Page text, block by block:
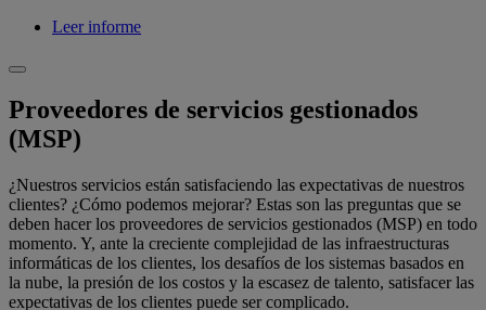
Leer informe
Proveedores de servicios gestionados
(MSP)
¿Nuestros servicios están satisfaciendo las expectativas de nuestros
clientes? ¿Cómo podemos mejorar? Estas son las preguntas que se
deben hacer los proveedores de servicios gestionados (MSP) en todo
momento. Y, ante la creciente complejidad de las infraestructuras
informáticas de los clientes, los desafíos de los sistemas basados en
la nube, la presión de los costos y la escasez de talento, satisfacer las
expectativas de los clientes puede ser complicado.